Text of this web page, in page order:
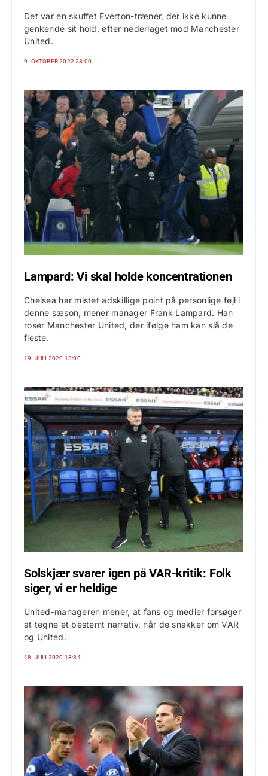
Det var en skuffet Everton-træner, der ikke kunne
genkende sit hold, efter nederlaget mod Manchester
United.
9. OKTOBER 2022 23:00
Lampard: Vi skal holde koncentrationen
Chelsea har mistet adskillige point på personlige fejl i
denne sæson, mener manager Frank Lampard. Han
roser Manchester United, der ifølge ham kan slå de
fleste.
19. JULI 2020 13:00
Solskjær svarer igen på VAR-kritik: Folk
siger, vi er heldige
United-manageren mener, at fans og medier forsøger
at tegne et bestemt narrativ, når de snakker om VAR
og United.
18. JULI 2020 13:34